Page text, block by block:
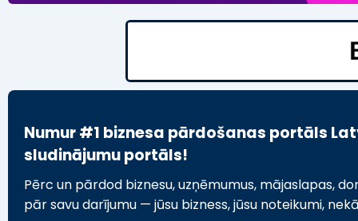
Numur #1 biznesa pārdošanas portāls
sludinājumu portāls!
Pērc un pārdod biznesu, uzņēmumus, mājaslapas,
pār savu darījumu — jūsu bizness, jūsu noteikumi,